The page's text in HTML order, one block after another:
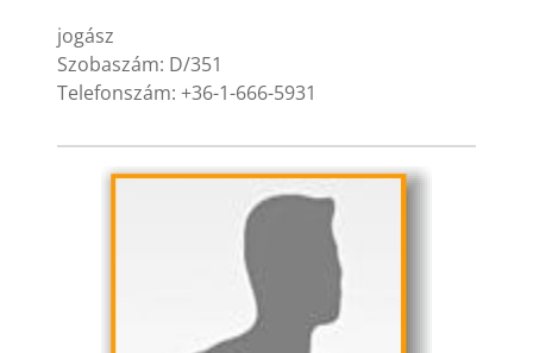
jogász
Szobaszám: D/351
Telefonszám: +36-1-666-5931